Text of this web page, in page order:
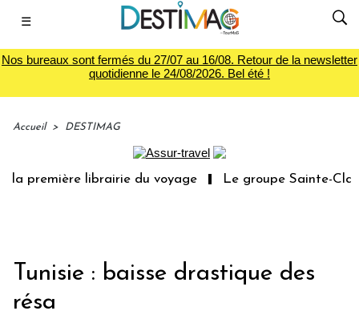
☰
Nos bureaux sont fermés du 27/07 au 16/08. Retour de la newsletter
quotidienne le 24/08/2026. Bel été !
Accueil > DESTIMAG
première librairie du voyage Le groupe Sainte-
Tunisie : baisse drastique des
résa